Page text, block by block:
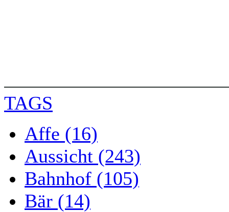
TAGS
Affe (16)
Aussicht (243)
Bahnhof (105)
Bär (14)